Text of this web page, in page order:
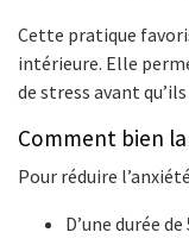
Cette pratique
intérieure. Elle
de stress avant
Comment bien
Pour réduire
D’une durée